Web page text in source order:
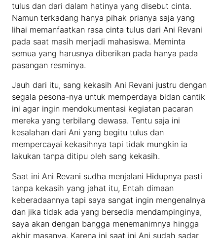
tulus dan dari dalam hatinya yang disebut cinta.
Namun terkadang hanya pihak prianya saja yang
lihai memanfaatkan rasa cinta tulus dari Ani Revani
pada saat masih menjadi mahasiswa. Meminta
semua yang harusnya diberikan pada hanya pada
pasangan resminya.
Jauh dari itu, sang kekasih Ani Revani justru dengan
segala pesona-nya untuk memperdaya bidan cantik
ini agar ingin mendokumentasi kegiatan pacaran
mereka yang terbilang dewasa. Tentu saja ini
kesalahan dari Ani yang begitu tulus dan
mempercayai kekasihnya tapi tidak mungkin ia
lakukan tanpa ditipu oleh sang kekasih.
Saat ini Ani Revani sudha menjalani Hidupnya pasti
tanpa kekasih yang jahat itu, Entah dimaan
keberadaannya tapi saya sangat ingin mengenalnya
dan jika tidak ada yang bersedia mendampinginya,
saya akan dengan bangga menemanimnya hingga
akhir masanya. Karena ini saat ini Ani sudah sadar